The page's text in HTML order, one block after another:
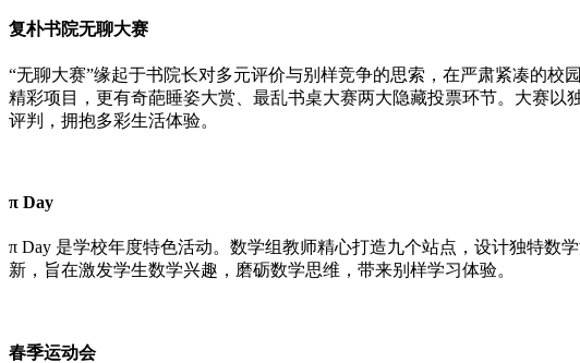
复朴书院无聊大赛
“无聊大赛”缘起于书院长对多元评价与别样竞争的思索，在严肃紧凑的
精彩项目，更有奇葩睡姿大赏、最乱书桌大赛两大隐藏投票环节。大赛
评判，拥抱多彩生活体验。
π Day
π Day 是学校年度特色活动。数学组教师精心打造九个站点，设计独特数
新，旨在激发学生数学兴趣，磨砺数学思维，带来别样学习体验。
春季运动会